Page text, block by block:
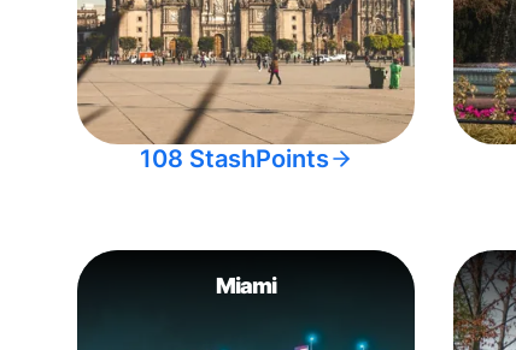
108 StashPoints
Miami